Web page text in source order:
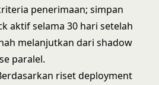
penerimaan; simpan
aktif selama 30 hari setelah
melanjutkan dari shadow
paralel.
riset deployment